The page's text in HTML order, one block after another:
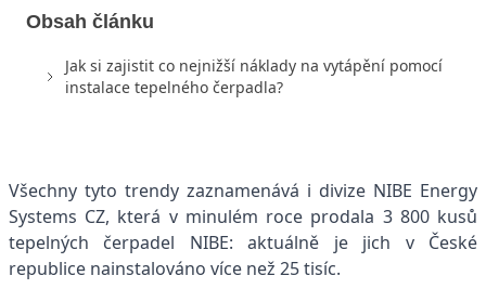
Obsah článku
Jak si zajistit co nejnižší náklady na vytápění pomocí
instalace tepelného čerpadla?
Všechny tyto trendy zaznamenává i divize NIBE Energy
Systems CZ, která v minulém roce prodala 3 800 kusů
tepelných čerpadel NIBE: aktuálně je jich v České
republice nainstalováno více než 25 tisíc.